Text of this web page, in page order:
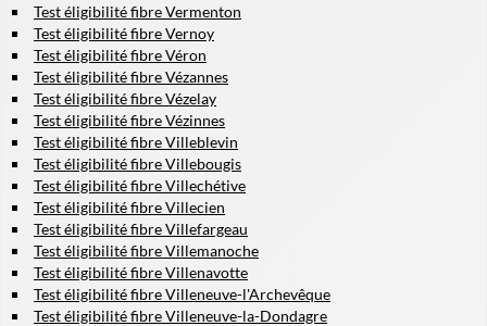
Test éligibilité fibre Vermenton
Test éligibilité fibre Vernoy
Test éligibilité fibre Véron
Test éligibilité fibre Vézannes
Test éligibilité fibre Vézelay
Test éligibilité fibre Vézinnes
Test éligibilité fibre Villeblevin
Test éligibilité fibre Villebougis
Test éligibilité fibre Villechétive
Test éligibilité fibre Villecien
Test éligibilité fibre Villefargeau
Test éligibilité fibre Villemanoche
Test éligibilité fibre Villenavotte
Test éligibilité fibre Villeneuve-l'Archevêque
Test éligibilité fibre Villeneuve-la-Dondagre